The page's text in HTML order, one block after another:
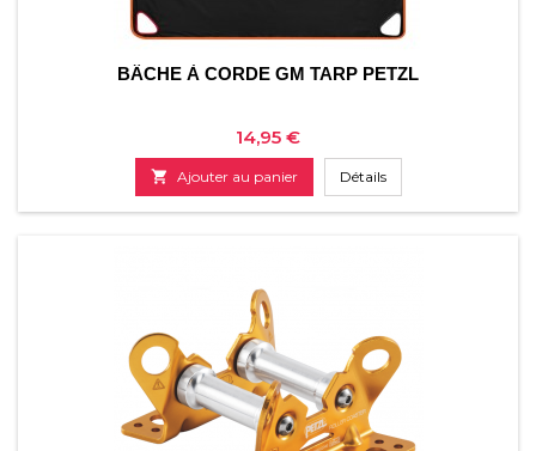
BÂCHE À CORDE GM TARP PETZL
Prix
14,95 €
 Ajouter au panier Détails